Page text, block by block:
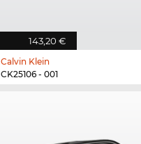
143,20 €
Calvin Klein
CK25106 - 001